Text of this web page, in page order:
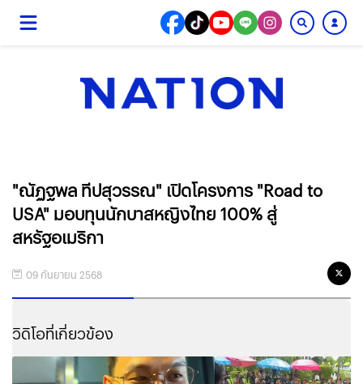
"ณัฏฐพล ทีปสุวรรณ" เปิดโครงการ "Road to
USA" มอบทุนนักบาสหญิงไทย 100% สู่
สหรัฐอเมริกา
09 กันยายน 2568
วิดิโอที่เกี่ยวข้อง